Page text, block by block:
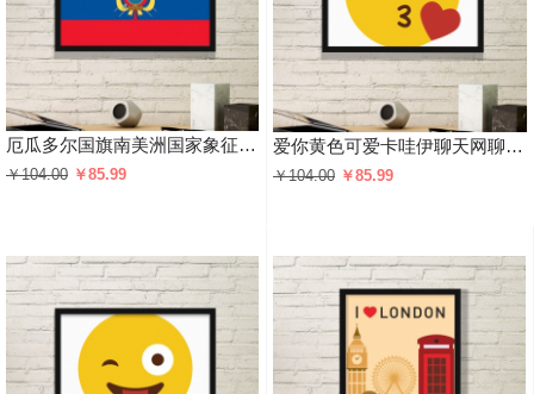
厄瓜多尔国旗南美洲国家象征符号图案 黑色简约装饰画家居装饰画框礼品礼物
￥104.00 ￥85.99
爱你黄色可爱卡哇伊聊天网聊表情包插画图案 黑色简约装饰画家居装饰画框礼品礼物
￥104.00 ￥85.99